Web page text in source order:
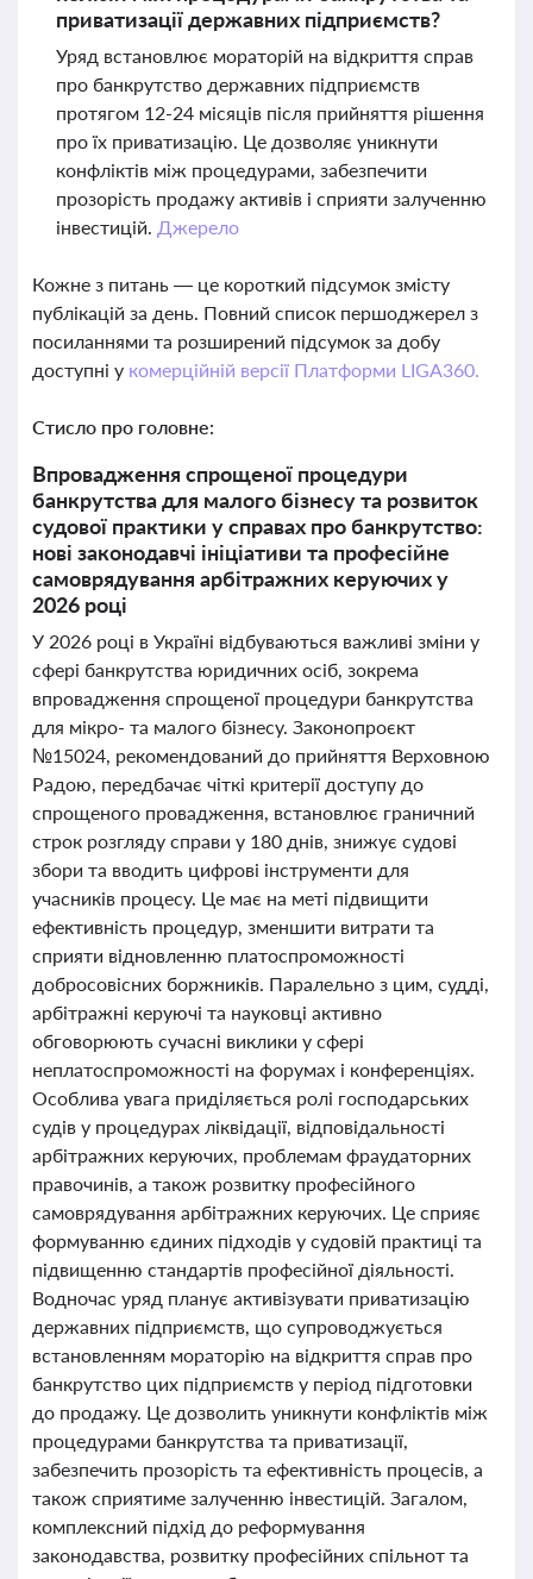
приватизації державних підприємств?
Уряд встановлює мораторій на відкриття справ
про банкрутство державних підприємств
протягом 12-24 місяців після прийняття рішення
про їх приватизацію. Це дозволяє уникнути
конфліктів між процедурами, забезпечити
прозорість продажу активів і сприяти залученню
інвестицій. Джерело
Кожне з питань — це короткий підсумок змісту
публікацій за день. Повний список першоджерел з
посиланнями та розширений підсумок за добу
доступні у комерційній версії Платформи LIGA360.
Стисло про головне:
Впровадження спрощеної процедури
банкрутства для малого бізнесу та розвиток
судової практики у справах про банкрутство:
нові законодавчі ініціативи та професійне
самоврядування арбітражних керуючих у
2026 році
У 2026 році в Україні відбуваються важливі зміни у
сфері банкрутства юридичних осіб, зокрема
впровадження спрощеної процедури банкрутства
для мікро- та малого бізнесу. Законопроєкт
№15024, рекомендований до прийняття Верховною
Радою, передбачає чіткі критерії доступу до
спрощеного провадження, встановлює граничний
строк розгляду справи у 180 днів, знижує судові
збори та вводить цифрові інструменти для
учасників процесу. Це має на меті підвищити
ефективність процедур, зменшити витрати та
сприяти відновленню платоспроможності
добросовісних боржників. Паралельно з цим, судді,
арбітражні керуючі та науковці активно
обговорюють сучасні виклики у сфері
неплатоспроможності на форумах і конференціях.
Особлива увага приділяється ролі господарських
судів у процедурах ліквідації, відповідальності
арбітражних керуючих, проблемам фраудаторних
правочинів, а також розвитку професійного
самоврядування арбітражних керуючих. Це сприяє
формуванню єдиних підходів у судовій практиці та
підвищенню стандартів професійної діяльності.
Водночас уряд планує активізувати приватизацію
державних підприємств, що супроводжується
встановленням мораторію на відкриття справ про
банкрутство цих підприємств у період підготовки
до продажу. Це дозволить уникнути конфліктів між
процедурами банкрутства та приватизації,
забезпечить прозорість та ефективність процесів, а
також сприятиме залученню інвестицій. Загалом,
комплексний підхід до реформування
законодавства, розвитку професійних спільнот та